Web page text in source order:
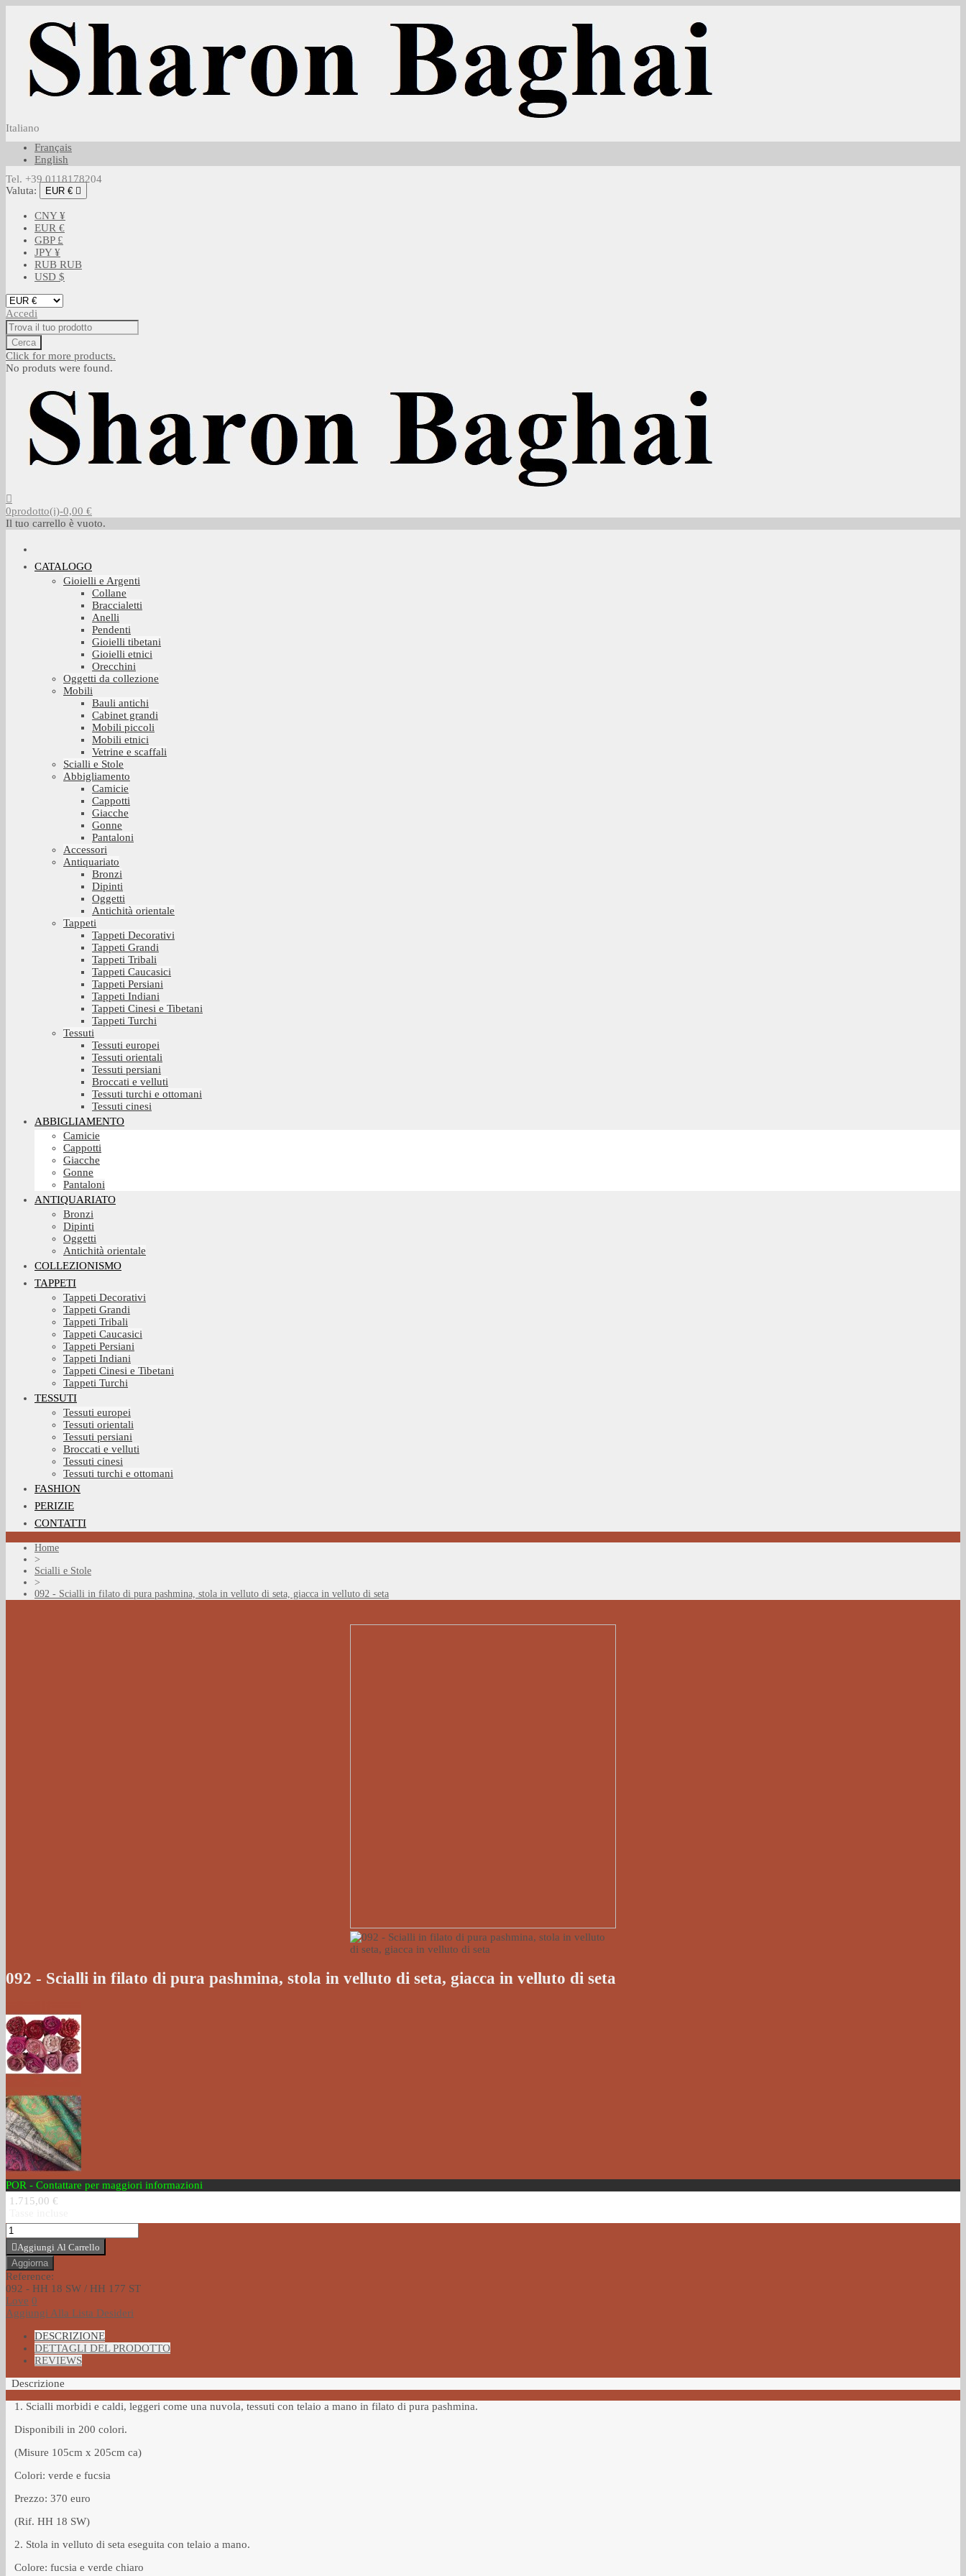
Italiano
Français
English
Tel. +39 0118178204
Valuta:
EUR € 
CNY ¥
EUR €
GBP £
JPY ¥
RUB RUB
USD $
Accedi
Cerca
Click for more products.
No produts were found.
0prodotto(i)-0,00 €
Il tuo carrello è vuoto.
CATALOGO
Gioielli e Argenti
Collane
Braccialetti
Anelli
Pendenti
Gioielli tibetani
Gioielli etnici
Orecchini
Oggetti da collezione
Mobili
Bauli antichi
Cabinet grandi
Mobili piccoli
Mobili etnici
Vetrine e scaffali
Scialli e Stole
Abbigliamento
Camicie
Cappotti
Giacche
Gonne
Pantaloni
Accessori
Antiquariato
Bronzi
Dipinti
Oggetti
Antichità orientale
Tappeti
Tappeti Decorativi
Tappeti Grandi
Tappeti Tribali
Tappeti Caucasici
Tappeti Persiani
Tappeti Indiani
Tappeti Cinesi e Tibetani
Tappeti Turchi
Tessuti
Tessuti europei
Tessuti orientali
Tessuti persiani
Broccati e velluti
Tessuti turchi e ottomani
Tessuti cinesi
ABBIGLIAMENTO
Camicie
Cappotti
Giacche
Gonne
Pantaloni
ANTIQUARIATO
Bronzi
Dipinti
Oggetti
Antichità orientale
COLLEZIONISMO
TAPPETI
Tappeti Decorativi
Tappeti Grandi
Tappeti Tribali
Tappeti Caucasici
Tappeti Persiani
Tappeti Indiani
Tappeti Cinesi e Tibetani
Tappeti Turchi
TESSUTI
Tessuti europei
Tessuti orientali
Tessuti persiani
Broccati e velluti
Tessuti cinesi
Tessuti turchi e ottomani
FASHION
PERIZIE
CONTATTI
Home
>
Scialli e Stole
>
092 - Scialli in filato di pura pashmina, stola in velluto di seta, giacca in velluto di seta
092 - Scialli in filato di pura pashmina, stola in velluto di seta, giacca in velluto di seta
POR - Contattare per maggiori informazioni
1.715,00 €
Aggiungi Al Carrello
Reference:
092 - HH 18 SW / HH 177 ST
Love 0
Aggiungi Alla Lista Desideri
DESCRIZIONE
DETTAGLI DEL PRODOTTO
REVIEWS
Descrizione
1. Scialli morbidi e caldi, leggeri come una nuvola, tessuti con telaio a mano in filato di pura pashmina.
Disponibili in 200 colori.
(Misure 105cm x 205cm ca)
Colori: verde e fucsia
Prezzo: 370 euro
(Rif. HH 18 SW)
2. Stola in velluto di seta eseguita con telaio a mano.
Colore: fucsia e verde chiaro